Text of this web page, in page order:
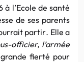
à l’Ecole de santé
de ses parents
partir. Elle a
officier, l’armée
fierté pour